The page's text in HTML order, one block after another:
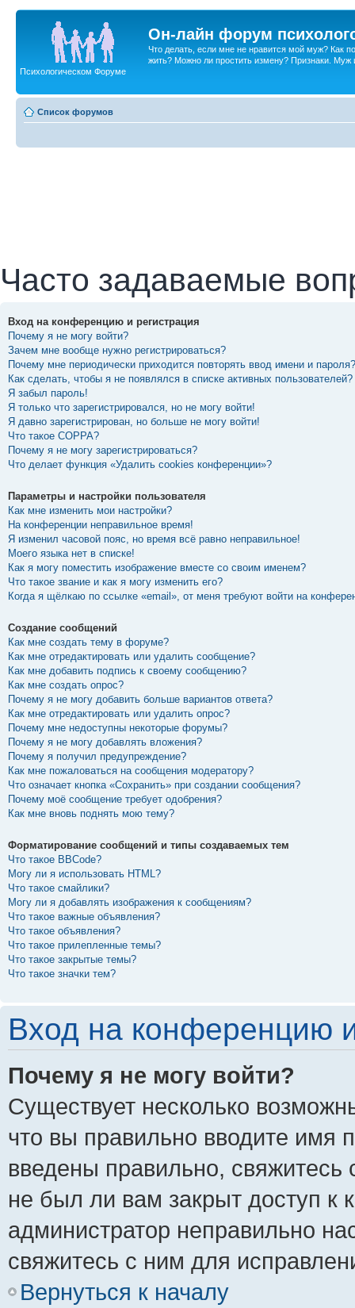
Он-лайн форум
Что делать, если мне не нравится мой муж? Как
жить? Можно ли простить измену? Признаки. Муж
Психологическом Форуме
Список форумов
Часто задаваемые
Вход на конференцию и регистрация
Почему я не могу войти?
Зачем мне вообще нужно регистрироваться?
Почему мне периодически приходится повторять ввод имени и пароля?
Как сделать, чтобы я не появлялся в списке активных пользователей?
Я забыл пароль!
Я только что зарегистрировался, но не могу войти!
Я давно зарегистрирован, но больше не могу войти!
Что такое COPPA?
Почему я не могу зарегистрироваться?
Что делает функция «Удалить cookies конференции»?
Параметры и настройки пользователя
Как мне изменить мои настройки?
На конференции неправильное время!
Я изменил часовой пояс, но время всё равно неправильное!
Моего языка нет в списке!
Как я могу поместить изображение вместе со своим именем?
Что такое звание и как я могу изменить его?
Когда я щёлкаю по ссылке «email», от меня требуют войти на
Создание сообщений
Как мне создать тему в форуме?
Как мне отредактировать или удалить сообщение?
Как мне добавить подпись к своему сообщению?
Как мне создать опрос?
Почему я не могу добавить больше вариантов ответа?
Как мне отредактировать или удалить опрос?
Почему мне недоступны некоторые форумы?
Почему я не могу добавлять вложения?
Почему я получил предупреждение?
Как мне пожаловаться на сообщения модератору?
Что означает кнопка «Сохранить» при создании сообщения?
Почему моё сообщение требует одобрения?
Как мне вновь поднять мою тему?
Форматирование сообщений и типы создаваемых тем
Что такое BBCode?
Могу ли я использовать HTML?
Что такое смайлики?
Могу ли я добавлять изображения к сообщениям?
Что такое важные объявления?
Что такое объявления?
Что такое прилепленные темы?
Что такое закрытые темы?
Что такое значки тем?
Вход на конференцию
Почему я не могу войти?
Существует несколько
что вы правильно вводите имя
введены правильно,
не был ли вам закрыт доступ к
администратор неправильно
свяжитесь с ним для
Вернуться к началу